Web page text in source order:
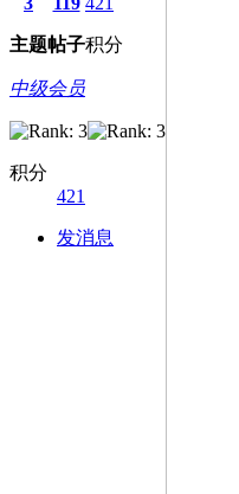
主题帖子积分
中级会员
积分
421
发消息